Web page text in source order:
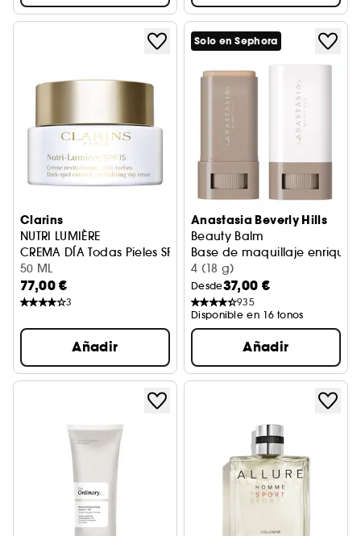
Clarins
NUTRI LUMIÈRE
CREMA DÍA Todas Pieles SPF15
50 ML
77,00 €
3
Añadir
Solo en Sephora
Anastasia Beverly Hills
Beauty Balm
Base de maquillaje
4 (18 g)
Desde37,00 €
935
Disponible en 16 tonos
Añadir